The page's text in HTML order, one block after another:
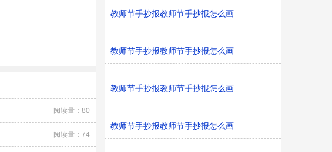
阅读量：80
阅读量：74
教师节手抄报教师节手抄报怎么画
教师节手抄报教师节手抄报怎么画
教师节手抄报教师节手抄报怎么画
教师节手抄报教师节手抄报怎么画